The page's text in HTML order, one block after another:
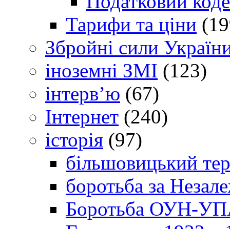
Тарифи та ціни
Збройні сили
іноземні ЗМІ (123)
інтерв’ю (67)
Інтернет (240)
історія (97)
більшовицький
боротьба за
Боротьба ОУН-УПА